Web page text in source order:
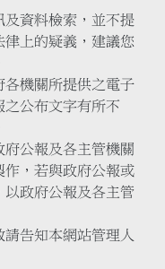
及資料檢索，並不提
上的疑義，建議您
各機關所提供之電子
公布文字有所不
公報及各主管機關
作，若與政府公報或
以政府公報及各主管
告知本網站管理人